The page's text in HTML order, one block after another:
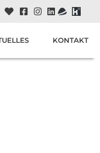
KONTAKT